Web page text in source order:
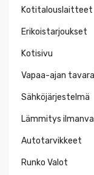
Kotitalouslaitteet
Erikoistarjoukset
Kotisivu
Vapaa-ajan
Sähköjärjestelmä
Lämmitys
Autotarvikkeet
Runko Valot